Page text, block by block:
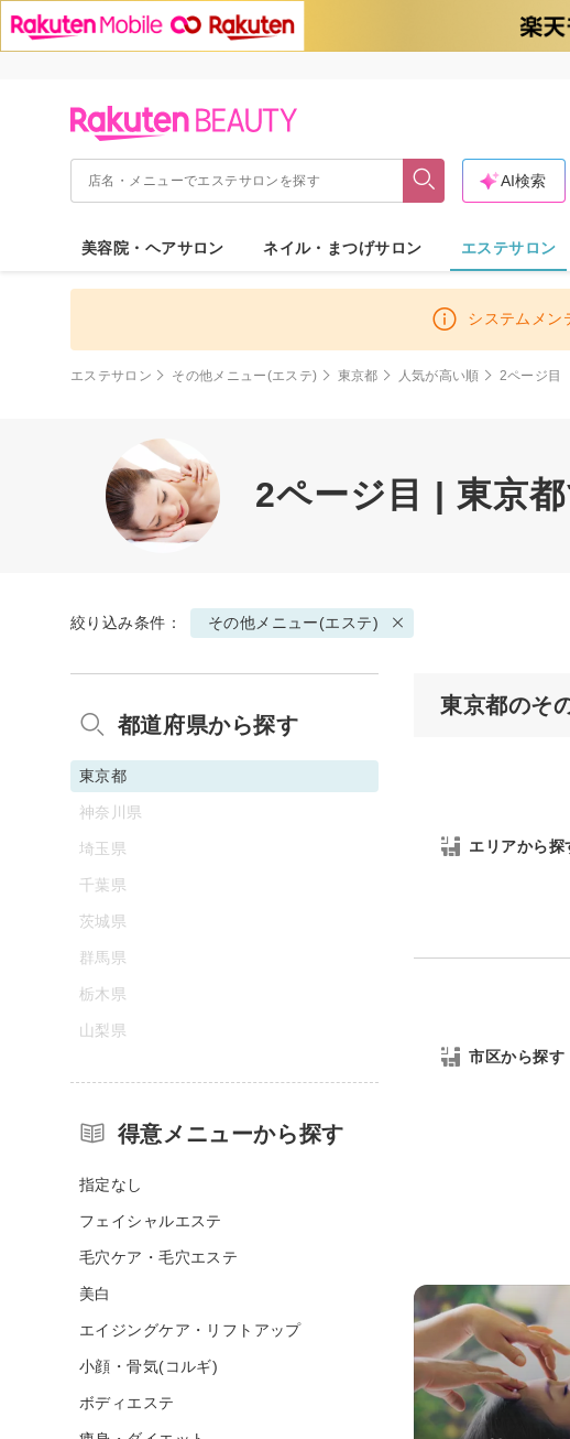
AI検索
美容院・ヘアサロン ネイル・まつげサロン エステサロン
システムメン
エステサロン その他メニュー(エステ) 東京都 人気が高い順 2ページ目
2ページ目 | 東京
絞り込み条件： その他メニュー(エステ)
東京都のそ
エリアから探
市区から探す
都道府県から探す
東京都
神奈川県
埼玉県
千葉県
茨城県
群馬県
栃木県
山梨県
得意メニューから探す
指定なし
フェイシャルエステ
毛穴ケア・毛穴エステ
美白
エイジングケア・リフトアップ
小顔・骨気(コルギ)
ボディエステ